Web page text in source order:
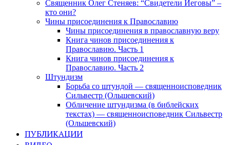
Священник Олег Стеняев: “Свидетели Иеговы” –
кто они?
Чины присоединения к Православию
Чины присоединения в православную веру
Книга чинов присоединения к
Православию. Часть 1
Книга чинов присоединения к
Православию. Часть 2
Штундизм
Борьба со штундой — священноисповедник
Сильвестр (Ольшевский)
Обличение штундизма (в библейских
текстах) — священноисповедник Сильвестр
(Ольшевский)
ПУБЛИКАЦИИ